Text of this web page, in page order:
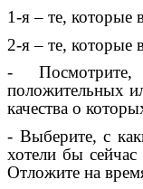
1-я – те, которые
2-я – те, которые
-
положительных
качества о
- Выберите, с
хотели бы сейчас
Отложите на